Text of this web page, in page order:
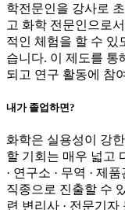
학전문인을 강사로
고 화학 전문인으로
적인 체험을 할 수 있
습니다. 이 제도를 통
되고 연구 활동에 참
내가 졸업하면?
화학은 실용성이 강
할 기회는 매우 넓고
· 연구소 · 무역 · 제
직종으로 진출할 수
련 변리사 · 전문기